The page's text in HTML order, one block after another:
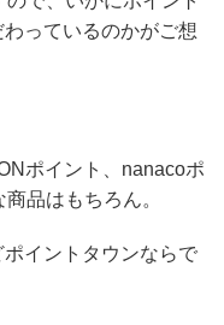
っているのかがご想
ポイント、nanacoポ
品はもちろん。
イントタウンならで